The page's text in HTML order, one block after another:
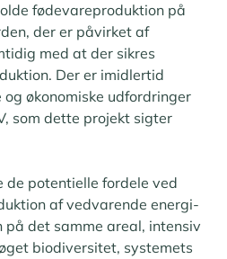
fødevareproduktion på
der er påvirket af
med at der sikres
Der er imidlertid
økonomiske udfordringer
som dette projekt sigter
de potentielle fordele ved
af vedvarende energi-
det samme areal, intensiv
biodiversitet, systemets